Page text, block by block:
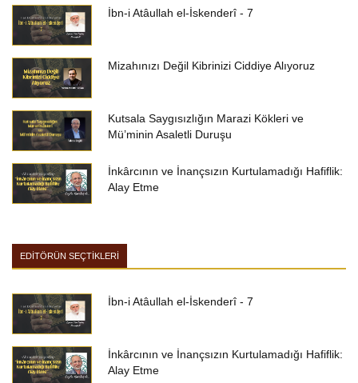
İbn-i Atâullah el-İskenderî - 7
Mizahınızı Değil Kibrinizi Ciddiye Alıyoruz
Kutsala Saygısızlığın Marazi Kökleri ve
Mü’minin Asaletli Duruşu
İnkârcının ve İnançsızın Kurtulamadığı Hafiflik:
Alay Etme
EDİTÖRÜN SEÇTİKLERİ
İbn-i Atâullah el-İskenderî - 7
İnkârcının ve İnançsızın Kurtulamadığı Hafiflik:
Alay Etme